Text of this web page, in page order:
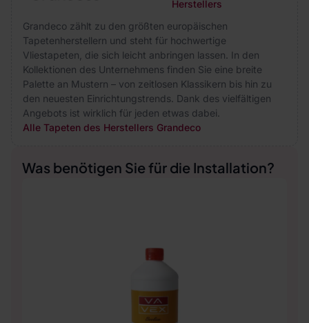
Herstellers
Grandeco zählt zu den größten europäischen
Tapetenherstellern und steht für hochwertige
Vliestapeten, die sich leicht anbringen lassen. In den
Kollektionen des Unternehmens finden Sie eine breite
Palette an Mustern – von zeitlosen Klassikern bis hin zu
den neuesten Einrichtungstrends. Dank des vielfältigen
Angebots ist wirklich für jeden etwas dabei.
Alle Tapeten des Herstellers Grandeco
Was benötigen Sie für die Installation?